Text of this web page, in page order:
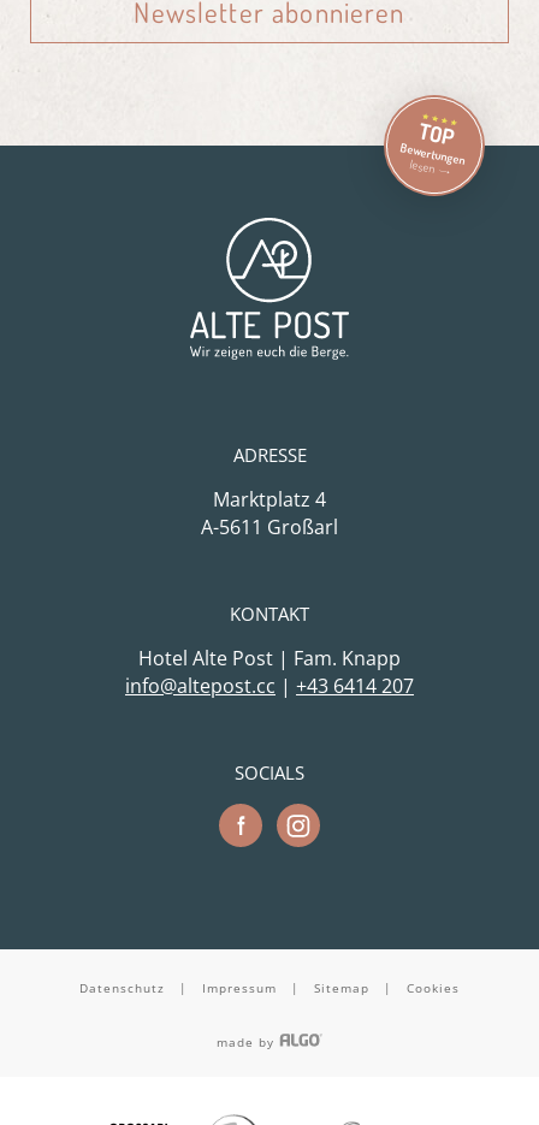
Newsletter abonnieren
SOCIALS
KONTAKT
Hotel Alte Post | Fam. Knapp
cc.tsopetla@ofni | +43 6414 207
ADRESSE
Marktplatz 4
A-5611 Großarl
TOP
Bewertungen
lesen
Datenschutz | Impressum | Sitemap | Cookies
made by